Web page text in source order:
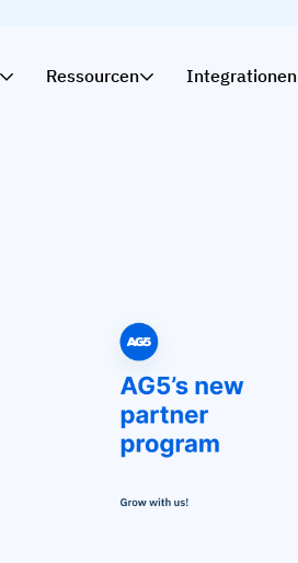
Ressourcen Integrationen